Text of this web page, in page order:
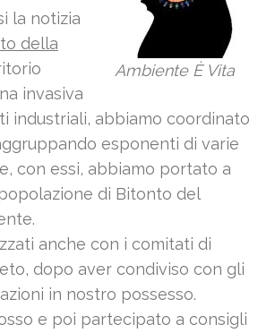
Ambiente È Vita
la notizia
della
invasiva
industriali, abbiamo coordinato
esponenti di varie
con essi, abbiamo portato a
di Bitonto del
anche con i comitati di
dopo aver condiviso con gli
in nostro possesso.
e poi partecipato a consigli